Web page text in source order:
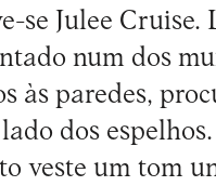
se Julee Cruise.
num dos
às paredes,
dos
veste um tom